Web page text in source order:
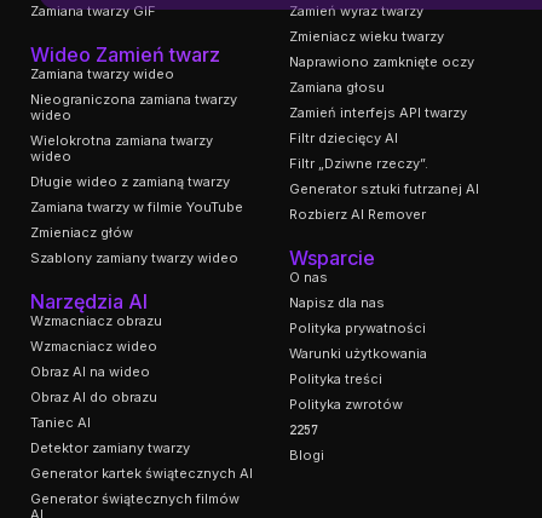
Zamiana twarzy GIF
Wideo Zamień twarz
Zamiana twarzy wideo
Nieograniczona zamiana twarzy
wideo
Wielokrotna zamiana twarzy
wideo
Długie wideo z zamianą twarzy
Zamiana twarzy w filmie YouTube
Zmieniacz głów
Szablony zamiany twarzy wideo
Narzędzia AI
Wzmacniacz obrazu
Wzmacniacz wideo
Obraz AI na wideo
Obraz AI do obrazu
Taniec AI
Detektor zamiany twarzy
Generator kartek świątecznych AI
Generator świątecznych filmów
AI
Zamień wyraz twarzy
Zmieniacz wieku twarzy
Naprawiono zamknięte oczy
Zamiana głosu
Zamień interfejs API twarzy
Filtr dziecięcy AI
Filtr „Dziwne rzeczy”.
Generator sztuki futrzanej AI
Rozbierz AI Remover
Wsparcie
O nas
Napisz dla nas
Polityka prywatności
Warunki użytkowania
Polityka treści
Polityka zwrotów
2257
Blogi